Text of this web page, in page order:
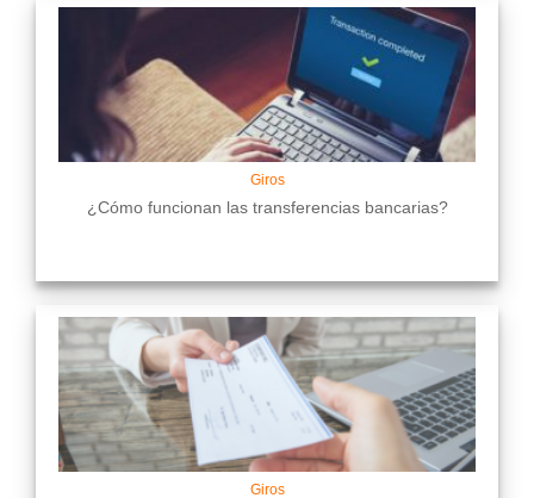
Giros
¿Cómo funcionan las transferencias bancarias?
Giros